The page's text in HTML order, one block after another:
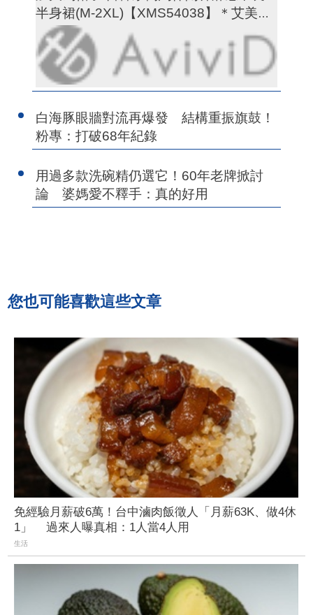
半身裙(M-2XL)【XMS54038】＊艾美時
尚(現+預)
白海豚眼牆對流再爆發 結構重振旗鼓！
粉專：打破68年紀錄
用過多款洗碗精仍選它！60年老牌掀討
論 婆媽愛不釋手：真的好用
您也可能喜歡這些文章
免經驗月薪破6萬！台中滷肉飯徵人「月薪63K、做4休
1」 過來人曝真相：1人當4人用
生活